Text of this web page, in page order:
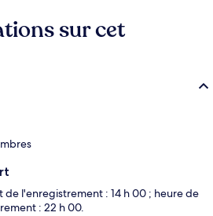
sur cet
de l'enregistrement : 14 h 00 ; heure de
: 22 h 00.